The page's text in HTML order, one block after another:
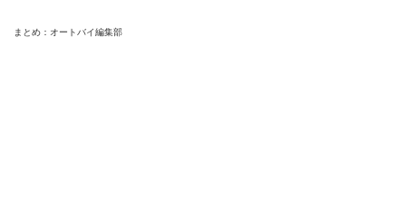
まとめ：オートバイ編集部